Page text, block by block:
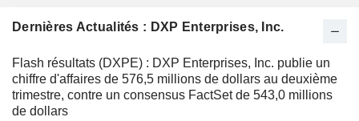
Dernières Actualités : DXP Enterprises, Inc.
Flash résultats (DXPE) : DXP Enterprises, Inc. publie un
chiffre d'affaires de 576,5 millions de dollars au deuxième
trimestre, contre un consensus FactSet de 543,0 millions
de dollars